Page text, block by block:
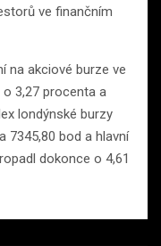
ve finančním
na akciové burze ve
3,27 procenta a
londýnské burzy
7345,80 bod a hlavní
dokonce o 4,61